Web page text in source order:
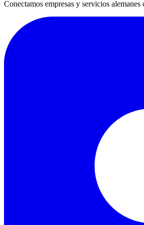
Conectamos empresas y servicios